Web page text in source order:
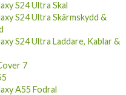
S24 Ultra Skal
S24 Ultra Skärmskydd &
S24 Ultra Laddare, Kablar &
7
A55 Fodral